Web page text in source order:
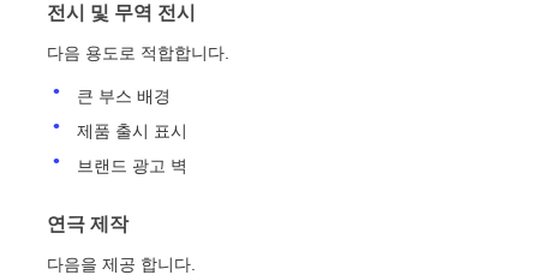
전시 및 무역 전시
다음 용도로 적합합니다.
큰 부스 배경
제품 출시 표시
브랜드 광고 벽
연극 제작
다음을 제공 합니다.